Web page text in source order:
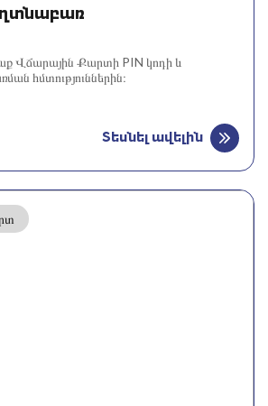
Վճարային Քարտի PIN կոդի և
հմտություններին։
Տեսնել ավելին